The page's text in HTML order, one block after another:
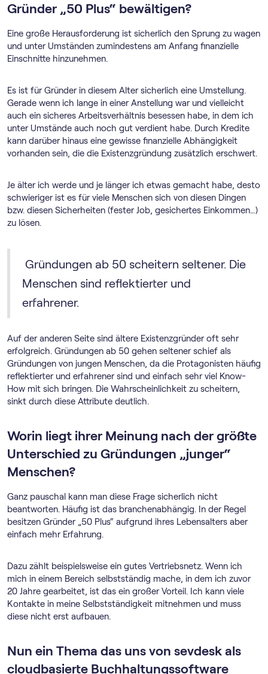
Gründer „50 Plus“ bewältigen?
Eine große Herausforderung ist sicherlich den Sprung zu wagen
und unter Umständen zumindestens am Anfang finanzielle
Einschnitte hinzunehmen.
Es ist für Gründer in diesem Alter sicherlich eine Umstellung.
Gerade wenn ich lange in einer Anstellung war und vielleicht
auch ein sicheres Arbeitsverhältnis besessen habe, in dem ich
unter Umstände auch noch gut verdient habe. Durch Kredite
kann darüber hinaus eine gewisse finanzielle Abhängigkeit
vorhanden sein, die die Existenzgründung zusätzlich erschwert.
Je älter ich werde und je länger ich etwas gemacht habe, desto
schwieriger ist es für viele Menschen sich von diesen Dingen
bzw. diesen Sicherheiten (fester Job, gesichertes Einkommen…)
zu lösen.
Gründungen ab 50 scheitern seltener. Die
Menschen sind reflektierter und
erfahrener.
Auf der anderen Seite sind ältere Existenzgründer oft sehr
erfolgreich. Gründungen ab 50 gehen seltener schief als
Gründungen von jungen Menschen, da die Protagonisten häufig
reflektierter und erfahrener sind und einfach sehr viel Know-
How mit sich bringen. Die Wahrscheinlichkeit zu scheitern,
sinkt durch diese Attribute deutlich.
Worin liegt ihrer Meinung nach der größte
Unterschied zu Gründungen „junger“
Menschen?
Ganz pauschal kann man diese Frage sicherlich nicht
beantworten. Häufig ist das branchenabhängig. In der Regel
besitzen Gründer „50 Plus“ aufgrund ihres Lebensalters aber
einfach mehr Erfahrung.
Dazu zählt beispielsweise ein gutes Vertriebsnetz. Wenn ich
mich in einem Bereich selbstständig mache, in dem ich zuvor
20 Jahre gearbeitet, ist das ein großer Vorteil. Ich kann viele
Kontakte in meine Selbstständigkeit mitnehmen und muss
diese nicht erst aufbauen.
Nun ein Thema das uns von sevdesk als
cloudbasierte Buch­haltungs­software